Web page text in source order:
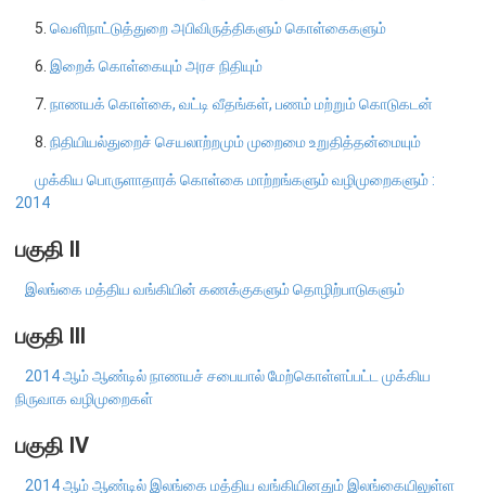
வங்கிப் பணிமனை
வங்கித்தொழில் கற்கைகளுக்கான நிலையம்
பொருளாதார வரலாற்று அரும்பொருட் காட்சிச் சாலை
5. வெளிநாட்டுத்துறை அபிவிருத்திகளும் கொள்கைகளும்
6.இறைக் கொள்கையும் அரச நிதியும்
7.நாணயக் கொள்கை, வட்டி வீதங்கள், பணம் மற்றும் கொடுகடன்
8.நிதியியல்துறைச் செயலாற்றமும் முறைமை உறுதித்தன்மையும்
முக்கிய பொருளாதாரக் கொள்கை மாற்றங்களும் வழிமுறைகளும் :
2014
பகுதி II
இலங்கை மத்திய வங்கியின் கணக்குகளும் தொழிற்பாடுகளும்
பகுதி III
2014 ஆம் ஆண்டில் நாணயச் சபையால் மேற்கொள்ளப்பட்ட முக்கிய
நிருவாக வழிமுறைகள்
பகுதி IV
2014 ஆம் ஆண்டில் இலங்கை மத்திய வங்கியினதும் இலங்கையிலுள்ள